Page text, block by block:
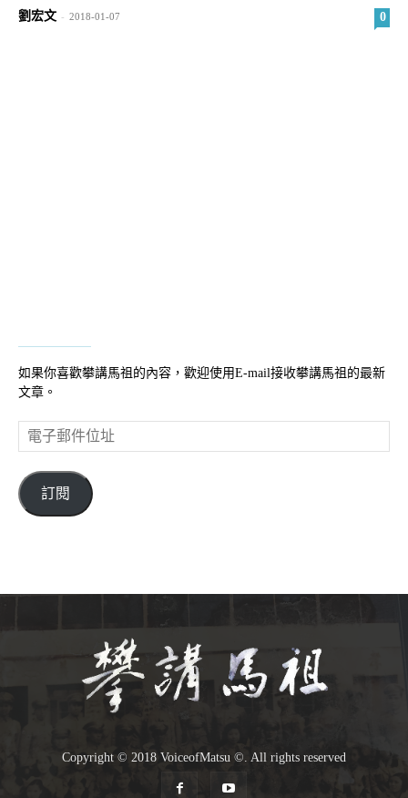
劉宏文 - 2018-01-07 0
如果你喜歡攀講馬祖的內容，歡迎使用E-mail接收攀講馬祖的最新
文章。
電
子
件
位
訂閱
Copyright © 2018 VoiceofMatsu ©. All rights reserved